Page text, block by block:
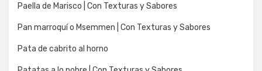
Paella de Marisco | Con Texturas y Sabores
Pan marroquí o Msemmen | Con Texturas y Sabores
Pata de cabrito al horno